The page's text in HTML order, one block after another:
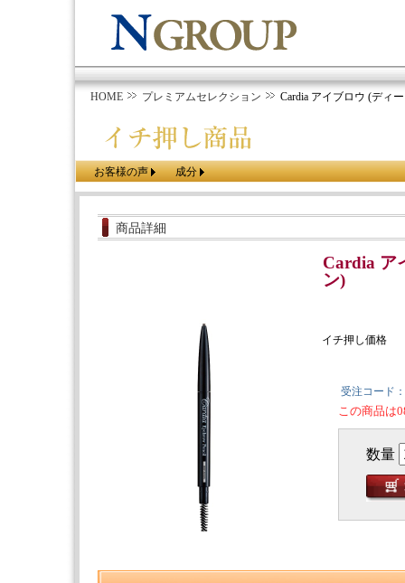
HOME プレミアムセレクション Cardia アイブロウ (ディ
お客様の声 成分
商品詳細
Cardia ア
ン)
イチ押し価格
受注コード：
この商品は
数量